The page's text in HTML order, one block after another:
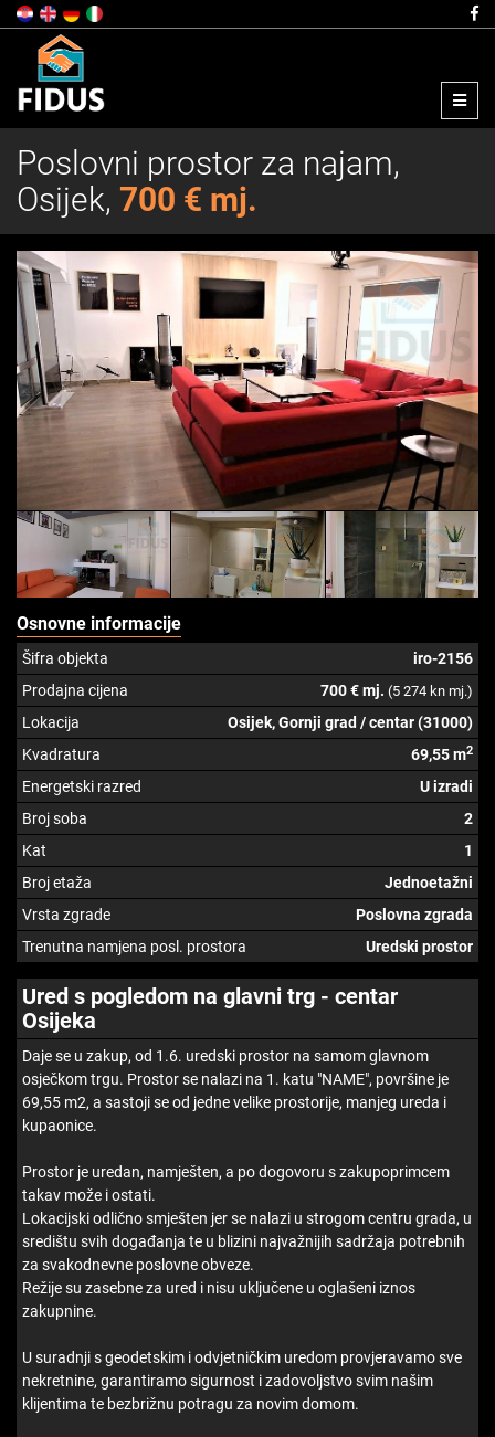
Menu
Poslovni prostor za najam,
Osijek, 700 € mj.
Osnovne informacije
Šifra objekta
iro-2156
Prodajna cijena
700 € mj. (5 274 kn mj.)
Lokacija
Osijek, Gornji grad / centar (31000)
Kvadratura
69,55 m2
Energetski razred
U izradi
Broj soba
2
Kat
1
Broj etaža
Jednoetažni
Vrsta zgrade
Poslovna zgrada
Trenutna namjena posl. prostora
Uredski prostor
Ured s pogledom na glavni trg - centar
Osijeka
Daje se u zakup, od 1.6. uredski prostor na samom glavnom
osječkom trgu. Prostor se nalazi na 1. katu "NAME", površine je
69,55 m2, a sastoji se od jedne velike prostorije, manjeg ureda i
kupaonice.
Prostor je uredan, namješten, a po dogovoru s zakupoprimcem
takav može i ostati.
Lokacijski odlično smješten jer se nalazi u strogom centru grada, u
središtu svih događanja te u blizini najvažnijih sadržaja potrebnih
za svakodnevne poslovne obveze.
Režije su zasebne za ured i nisu uključene u oglašeni iznos
zakupnine.
U suradnji s geodetskim i odvjetničkim uredom provjeravamo sve
nekretnine, garantiramo sigurnost i zadovoljstvo svim našim
klijentima te bezbrižnu potragu za novim domom.